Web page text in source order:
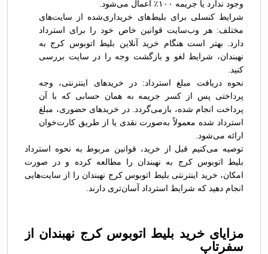
وجود ندارد یا جریمه ۱۰۰٪ اعمال می‌شود.
شرایط کنسلی برای بلیط‌های خریداری‌شده از سایت‌های
مختلف: هر وب‌سایت قوانین خاص خود را برای استرداد
دارد. بهتر است هنگام خرید آنلاین بلیط اتوبوس کرج به
نهبندان، شرایط لغو و بازگشت وجه را در سایت بررسی
کنید.
نحوه دریافت مبلغ استرداد: در خریدهای اینترنتی، وجه
پرداختی پس از کسر جریمه به همان حسابی که با آن
پرداخت انجام شده، بازمی‌گردد. در خریدهای حضوری، مبلغ
استرداد شده معمولاً به‌صورت نقدی یا از طریق کارت‌خوان
ارائه می‌شود.
توصیه می‌کنیم قبل از خرید، قوانین مربوط به نحوه استرداد
بلیط اتوبوس کرج به نهبندان را مطالعه کرده و در صورت
امکان، خرید اینترنتی بلیط اتوبوس کرج نهبندان را از سایت‌هایی
انجام دهید که شرایط استرداد آسان‌تری دارند.
مزایای خرید بلیط اتوبوس کرج نهبندان از
سفرتاپ